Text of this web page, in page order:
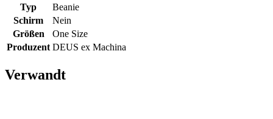
Typ
Beanie
Schirm
Nein
Größen
One Size
Produzent DEUS ex Machina
Verwandt